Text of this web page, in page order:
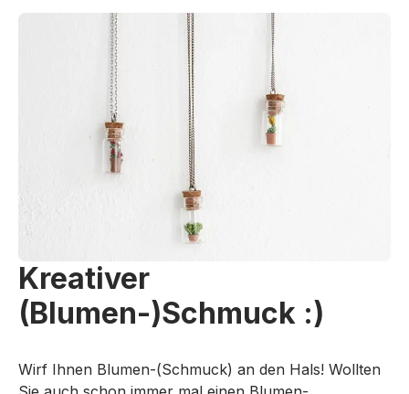
Kreativer
(Blumen-)Schmuck :)
Wirf Ihnen Blumen-(Schmuck) an den Hals! Wollten